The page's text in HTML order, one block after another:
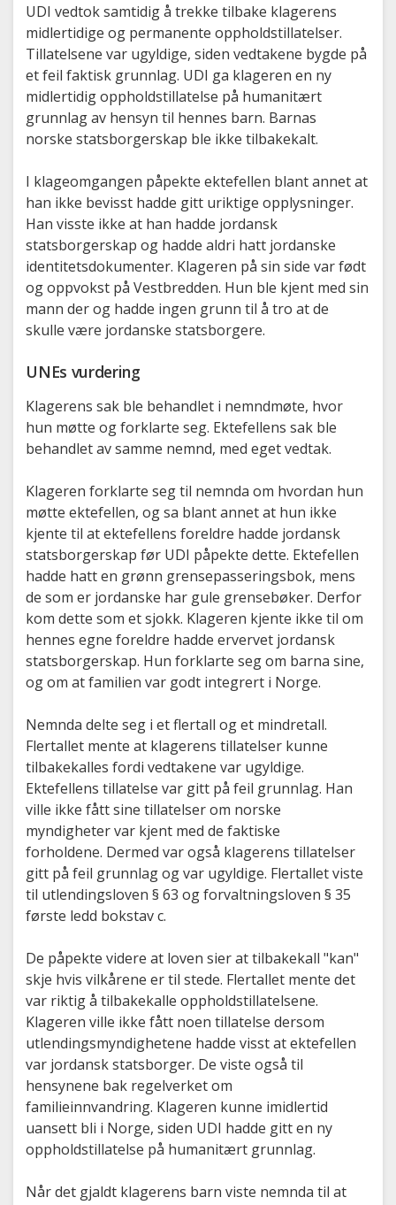
UDI vedtok samtidig å trekke tilbake klagerens
midlertidige og permanente oppholdstillatelser.
Tillatelsene var ugyldige, siden vedtakene bygde på
et feil faktisk grunnlag. UDI ga klageren en ny
midlertidig oppholdstillatelse på humanitært
grunnlag av hensyn til hennes barn. Barnas
norske statsborgerskap ble ikke tilbakekalt.
I klageomgangen påpekte ektefellen blant annet at
han ikke bevisst hadde gitt uriktige opplysninger.
Han visste ikke at han hadde jordansk
statsborgerskap og hadde aldri hatt jordanske
identitetsdokumenter. Klageren på sin side var født
og oppvokst på Vestbredden. Hun ble kjent med sin
mann der og hadde ingen grunn til å tro at de
skulle være jordanske statsborgere.
UNEs vurdering
Klagerens sak ble behandlet i nemndmøte, hvor
hun møtte og forklarte seg. Ektefellens sak ble
behandlet av samme nemnd, med eget vedtak.
Klageren forklarte seg til nemnda om hvordan hun
møtte ektefellen, og sa blant annet at hun ikke
kjente til at ektefellens foreldre hadde jordansk
statsborgerskap før UDI påpekte dette. Ektefellen
hadde hatt en grønn grensepasseringsbok, mens
de som er jordanske har gule grensebøker. Derfor
kom dette som et sjokk. Klageren kjente ikke til om
hennes egne foreldre hadde ervervet jordansk
statsborgerskap. Hun forklarte seg om barna sine,
og om at familien var godt integrert i Norge.
Nemnda delte seg i et flertall og et mindretall.
Flertallet mente at klagerens tillatelser kunne
tilbakekalles fordi vedtakene var ugyldige.
Ektefellens tillatelse var gitt på feil grunnlag. Han
ville ikke fått sine tillatelser om norske
myndigheter var kjent med de faktiske
forholdene. Dermed var også klagerens tillatelser
gitt på feil grunnlag og var ugyldige. Flertallet viste
til utlendingsloven § 63 og forvaltningsloven § 35
første ledd bokstav c.
De påpekte videre at loven sier at tilbakekall "kan"
skje hvis vilkårene er til stede. Flertallet mente det
var riktig å tilbakekalle oppholdstillatelsene.
Klageren ville ikke fått noen tillatelse dersom
utlendingsmyndighetene hadde visst at ektefellen
var jordansk statsborger. De viste også til
hensynene bak regelverket om
familieinnvandring. Klageren kunne imidlertid
uansett bli i Norge, siden UDI hadde gitt en ny
oppholdstillatelse på humanitært grunnlag.
Når det gjaldt klagerens barn viste nemnda til at